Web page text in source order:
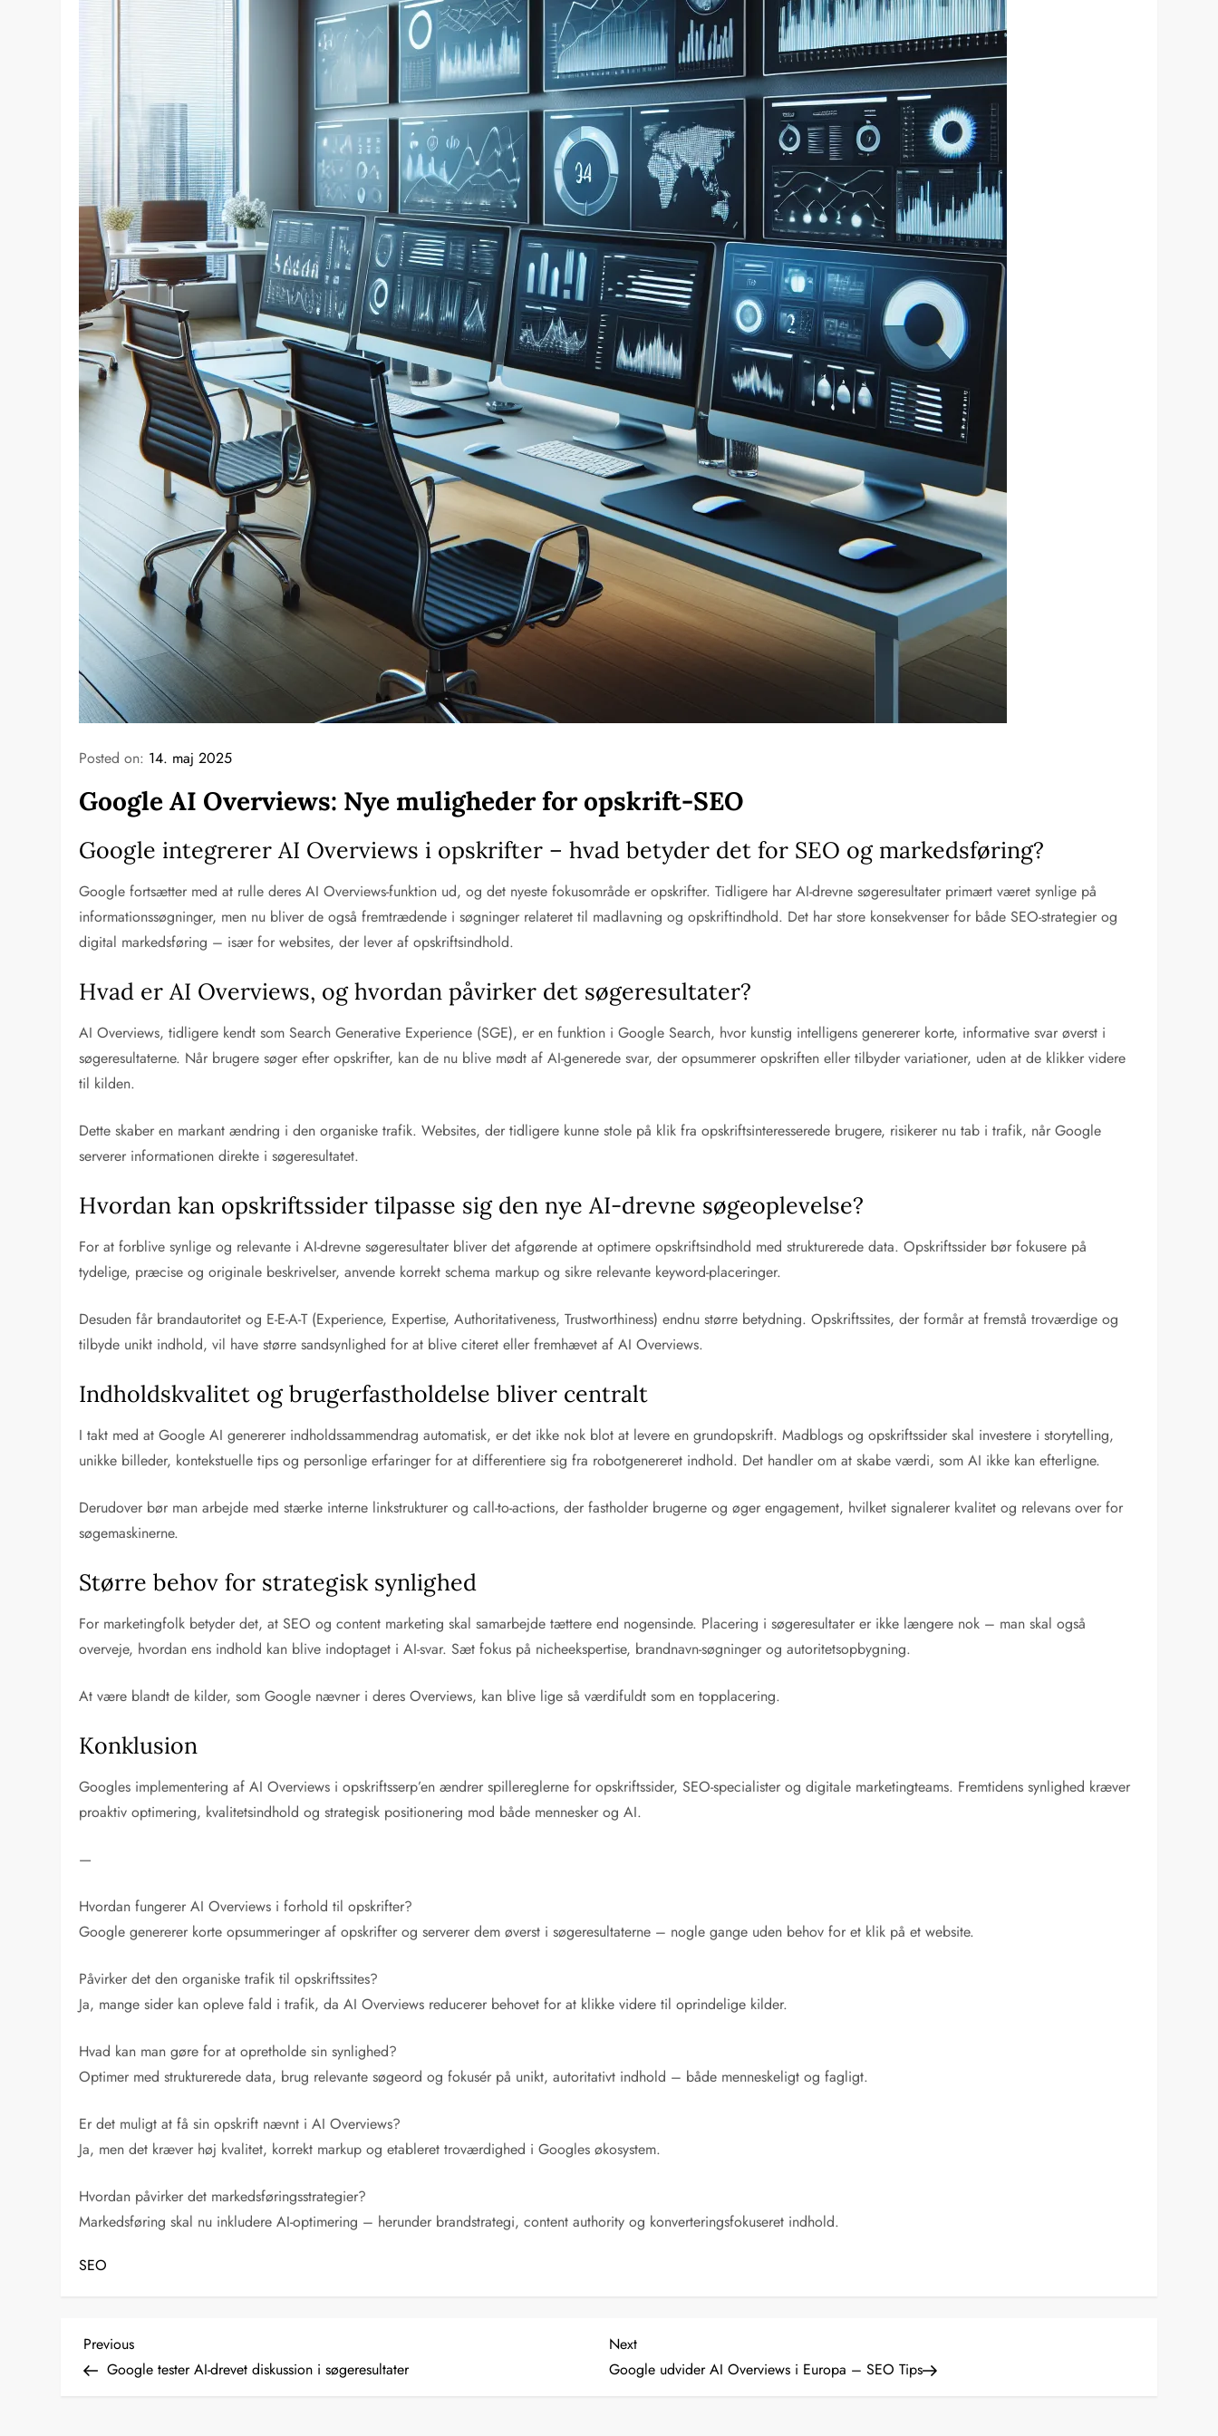
Posted on: 14. maj 2025
Google AI Overviews: Nye muligheder for opskrift-SEO
Google integrerer AI Overviews i opskrifter – hvad betyder det for SEO og markedsføring?
Google fortsætter med at rulle deres AI Overviews-funktion ud, og det nyeste fokusområde er opskrifter. Tidligere har AI-drevne søgeresultater primært været synlige på
informationssøgninger, men nu bliver de også fremtrædende i søgninger relateret til madlavning og opskriftindhold. Det har store konsekvenser for både SEO-strategier og
digital markedsføring – især for websites, der lever af opskriftsindhold.
Hvad er AI Overviews, og hvordan påvirker det søgeresultater?
AI Overviews, tidligere kendt som Search Generative Experience (SGE), er en funktion i Google Search, hvor kunstig intelligens genererer korte, informative svar øverst i
søgeresultaterne. Når brugere søger efter opskrifter, kan de nu blive mødt af AI-generede svar, der opsummerer opskriften eller tilbyder variationer, uden at de klikker videre
til kilden.
Dette skaber en markant ændring i den organiske trafik. Websites, der tidligere kunne stole på klik fra opskriftsinteresserede brugere, risikerer nu tab i trafik, når Google
serverer informationen direkte i søgeresultatet.
Hvordan kan opskriftssider tilpasse sig den nye AI-drevne søgeoplevelse?
For at forblive synlige og relevante i AI-drevne søgeresultater bliver det afgørende at optimere opskriftsindhold med strukturerede data. Opskriftssider bør fokusere på
tydelige, præcise og originale beskrivelser, anvende korrekt schema markup og sikre relevante keyword-placeringer.
Desuden får brandautoritet og E-E-A-T (Experience, Expertise, Authoritativeness, Trustworthiness) endnu større betydning. Opskriftssites, der formår at fremstå troværdige og
tilbyde unikt indhold, vil have større sandsynlighed for at blive citeret eller fremhævet af AI Overviews.
Indholdskvalitet og brugerfastholdelse bliver centralt
I takt med at Google AI genererer indholdssammendrag automatisk, er det ikke nok blot at levere en grundopskrift. Madblogs og opskriftssider skal investere i storytelling,
unikke billeder, kontekstuelle tips og personlige erfaringer for at differentiere sig fra robotgenereret indhold. Det handler om at skabe værdi, som AI ikke kan efterligne.
Derudover bør man arbejde med stærke interne linkstrukturer og call-to-actions, der fastholder brugerne og øger engagement, hvilket signalerer kvalitet og relevans over for
søgemaskinerne.
Større behov for strategisk synlighed
For marketingfolk betyder det, at SEO og content marketing skal samarbejde tættere end nogensinde. Placering i søgeresultater er ikke længere nok – man skal også
overveje, hvordan ens indhold kan blive indoptaget i AI-svar. Sæt fokus på nicheekspertise, brandnavn-søgninger og autoritetsopbygning.
At være blandt de kilder, som Google nævner i deres Overviews, kan blive lige så værdifuldt som en topplacering.
Konklusion
Googles implementering af AI Overviews i opskriftsserp’en ændrer spillereglerne for opskriftssider, SEO-specialister og digitale marketingteams. Fremtidens synlighed kræver
proaktiv optimering, kvalitetsindhold og strategisk positionering mod både mennesker og AI.
—
Hvordan fungerer AI Overviews i forhold til opskrifter?
Google genererer korte opsummeringer af opskrifter og serverer dem øverst i søgeresultaterne – nogle gange uden behov for et klik på et website.
Påvirker det den organiske trafik til opskriftssites?
Ja, mange sider kan opleve fald i trafik, da AI Overviews reducerer behovet for at klikke videre til oprindelige kilder.
Hvad kan man gøre for at opretholde sin synlighed?
Optimer med strukturerede data, brug relevante søgeord og fokusér på unikt, autoritativt indhold – både menneskeligt og fagligt.
Er det muligt at få sin opskrift nævnt i AI Overviews?
Ja, men det kræver høj kvalitet, korrekt markup og etableret troværdighed i Googles økosystem.
Hvordan påvirker det markedsføringsstrategier?
Markedsføring skal nu inkludere AI-optimering – herunder brandstrategi, content authority og konverteringsfokuseret indhold.
SEO
I
n
Previous
Post
Previous
Google tester AI-drevet diskussion i søgeresultater
Next
Post
Next
Google udvider AI Overviews i Europa – SEO Tips